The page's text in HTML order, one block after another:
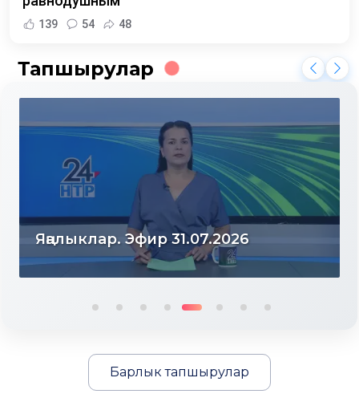
139 54 48
Тапшырулар
Яңалыклар. Эфир 30.07.2026
Барлык тапшырулар